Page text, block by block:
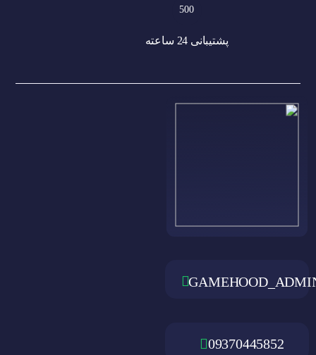
پشتیبانی 24 ساعته
09370445852